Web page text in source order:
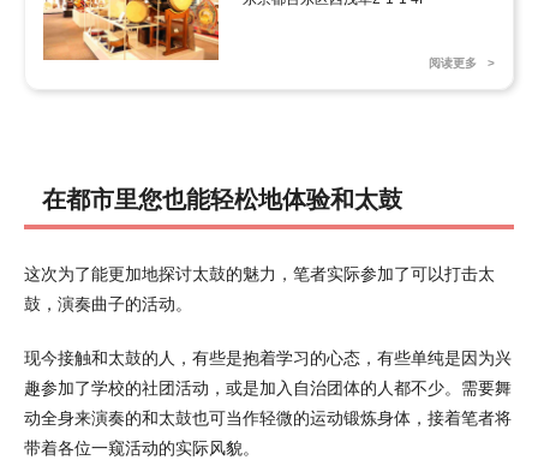
阅读更多
在都市里您也能轻松地体验和太鼓
这次为了能更加地探讨太鼓的魅力，笔者实际参加了可以打击太
鼓，演奏曲子的活动。
现今接触和太鼓的人，有些是抱着学习的心态，有些单纯是因为兴
趣参加了学校的社团活动，或是加入自治团体的人都不少。需要舞
动全身来演奏的和太鼓也可当作轻微的运动锻炼身体，接着笔者将
带着各位一窥活动的实际风貌。